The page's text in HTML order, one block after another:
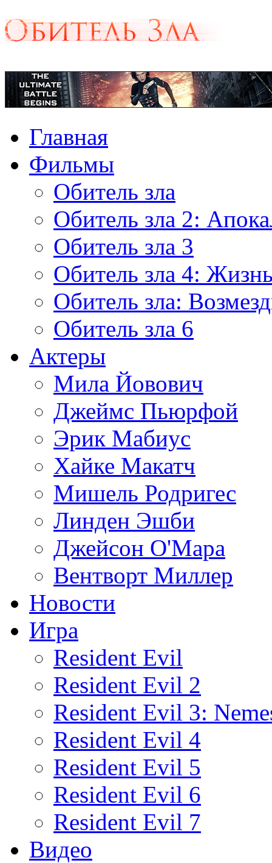
Главная
Фильмы
Обитель зла
Обитель зла 2:
Обитель зла 3
Обитель зла 4:
Обитель зла:
Обитель зла 6
Актеры
Мила Йовович
Джеймс Пьюрфой
Эрик Мабиус
Хайке Макатч
Мишель Родригес
Линден Эшби
Джейсон О'Мара
Вентворт Миллер
Новости
Игра
Resident Evil
Resident Evil 2
Resident Evil 3:
Resident Evil 4
Resident Evil 5
Resident Evil 6
Resident Evil 7
Видео